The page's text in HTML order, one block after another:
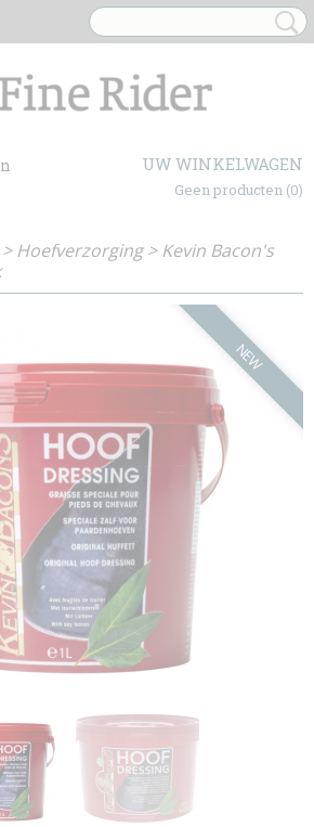
UW WINKELWAGEN
Geen producten (0)
Hoefverzorging>Kevin Bacon's
NEW